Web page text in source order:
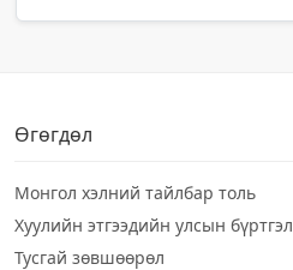
Өгөгдөл
Монгол хэлний тайлбар толь
Хуулийн этгээдийн улсын бүртгэл
Тусгай зөвшөөрөл